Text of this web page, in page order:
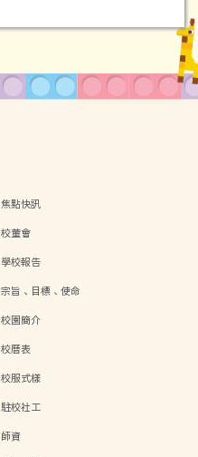
焦點快訊
校董會
學校報告
宗旨、目標、使命
校園簡介
校曆表
校服式樣
駐校社工
師資